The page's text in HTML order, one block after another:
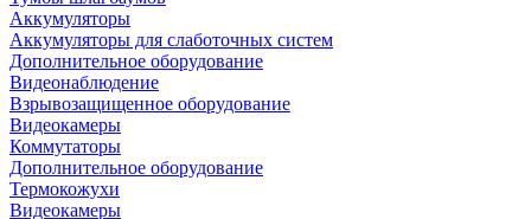
Аккумуляторы
Аккумуляторы для слаботочных систем
Дополнительное оборудование
Видеонаблюдение
Взрывозащищенное оборудование
Видеокамеры
Коммутаторы
Дополнительное оборудование
Термокожухи
Видеокамеры